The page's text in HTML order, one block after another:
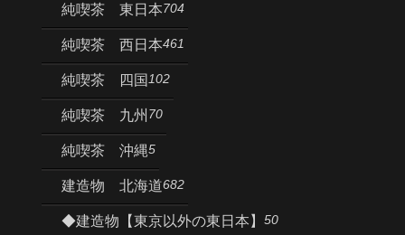
純喫茶 東日本704
純喫茶 西日本461
純喫茶 四国 102
純喫茶 九州 70
純喫茶 沖縄5
建造物 北海道682
◆建造物【東京以外の東日本】 50